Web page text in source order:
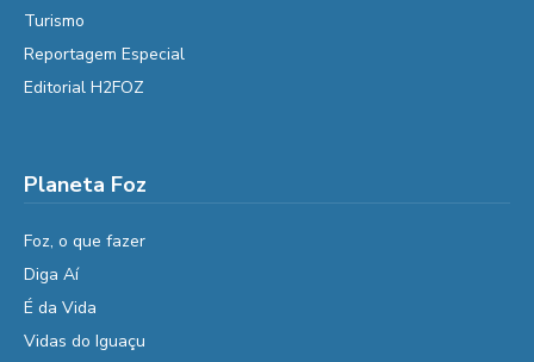
Turismo
Reportagem Especial
Editorial H2FOZ
Planeta Foz
Foz, o que fazer
Diga Aí
É da Vida
Vidas do Iguaçu